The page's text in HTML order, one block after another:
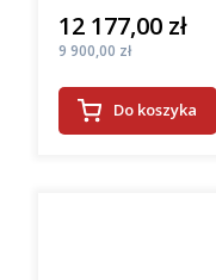
Cena
12 177,00 zł
Cena
9 900,00 zł
Do koszyka